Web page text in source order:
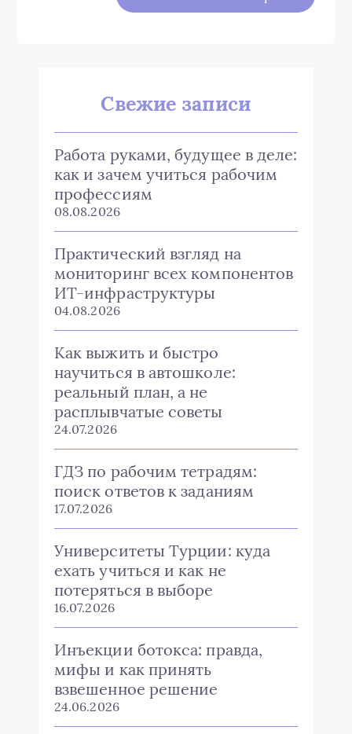
Свежие записи
Работа руками, будущее в деле:
как и зачем учиться рабочим
профессиям
08.08.2026
Практический взгляд на
мониторинг всех компонентов
ИТ-инфраструктуры
04.08.2026
Как выжить и быстро
научиться в автошколе:
реальный план, а не
расплывчатые советы
24.07.2026
ГДЗ по рабочим тетрадям:
поиск ответов к заданиям
17.07.2026
Университеты Турции: куда
ехать учиться и как не
потеряться в выборе
16.07.2026
Инъекции ботокса: правда,
мифы и как принять
взвешенное решение
24.06.2026